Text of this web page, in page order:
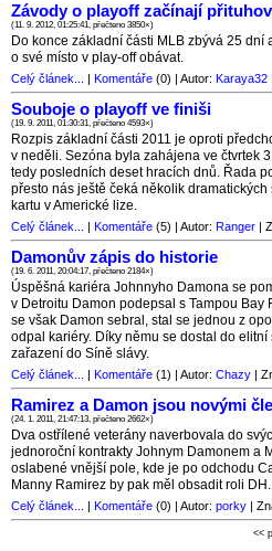
Závody o playoff začínají
(11. 9. 2012, 01:25:41, přečteno 3850×)
Do konce základní části MLB zbývá 25 dní
o své místo v play-off obávat.
Celý článek... | Komentáře (0) | Autor: Karaya32
Souboje o playoff ve finiši
(19. 9. 2011, 01:30:31, přečteno 4593×)
Rozpis základní části 2011 je oproti
v neděli. Sezóna byla zahájena ve čtvrtek
tedy posledních deset hracích dnů. Řada
přesto nás ještě čeká několik
kartu v Americké lize.
Celý článek... | Komentáře (5) | Autor: Ranger |
Damonův zápis do historie
(19. 6. 2011, 20:04:17, přečteno 2184×)
Úspěšná kariéra Johnnyho Damona se
v Detroitu Damon podepsal s Tampou
se však Damon sebral, stal se jednou z
odpal kariéry. Díky němu se dostal do
zařazení do Síně slávy.
Celý článek... | Komentáře (1) | Autor: Chazy |
Ramirez a Damon jsou novými
(24. 1. 2011, 21:47:13, přečteno 2662×)
Dva ostřílené veterány naverbovala do
jednoroční kontrakty Johnym Damonem a
oslabené vnější pole, kde je po odchodu
Manny Ramirez by pak měl obsadit roli DH.
Celý článek... | Komentáře (0) | Autor: porky |
<<